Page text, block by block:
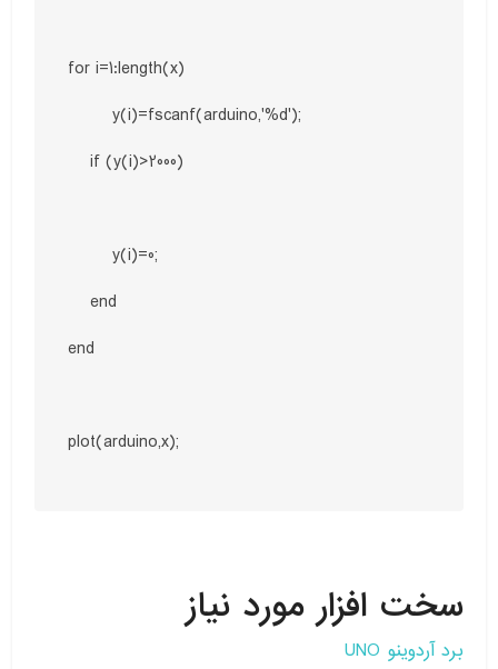
for i=1:length(x)
y(i)=fscanf(arduino,'%d');
if (y(i)>2000)
y(i)=0;
end
end
plot(arduino,x);
سخت افزار مورد نیاز
برد آردوینو UNO